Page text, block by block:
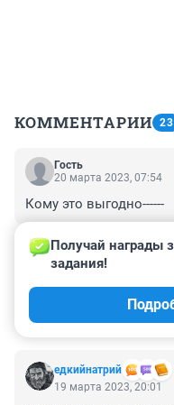
КОММЕНТАРИИ 23
Гость
20 марта 2023, 07:54
Кому это выгодно------
Гость
Пусть в Яндексе
едкийнатрий
Получай награды
задания!
19 марта 2023, 20:01